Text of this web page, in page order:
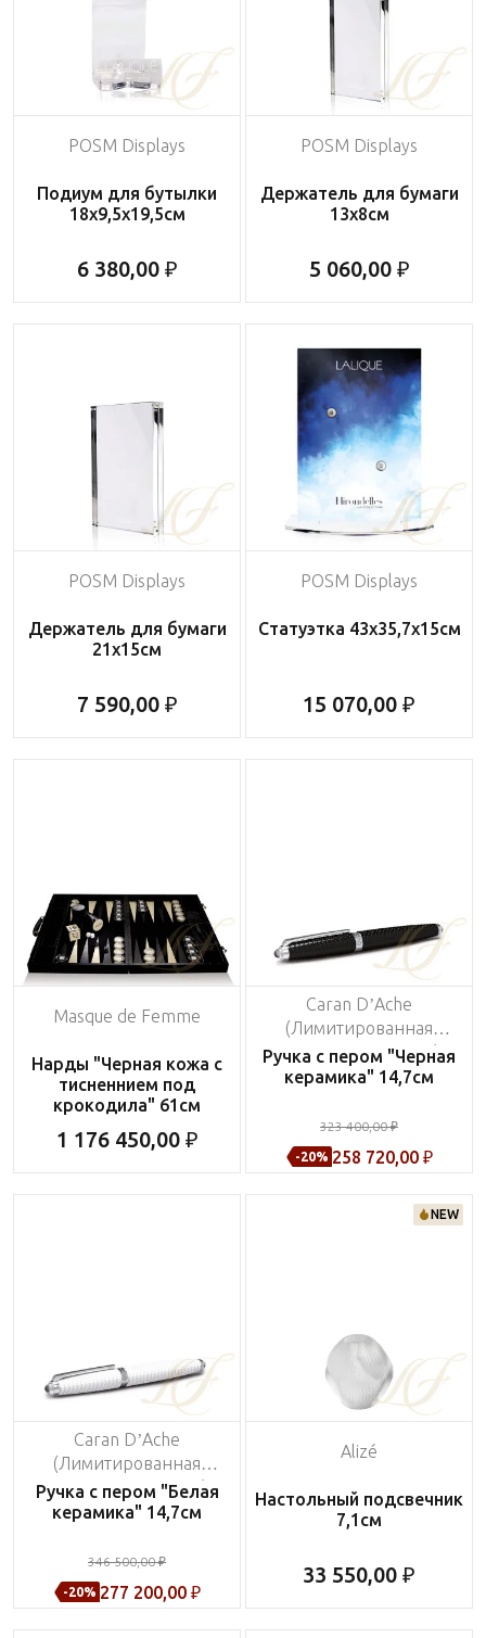
POSM Displays
Подиум для бутылки
18х9,5х19,5см
6 380,00 ₽
POSM Displays
Держатель для бумаги
13х8см
5 060,00 ₽
POSM Displays
Держатель для бумаги
21х15см
7 590,00 ₽
POSM Displays
Статуэтка 43х35,7х15см
15 070,00 ₽
Masque de Femme
Нарды "Черная кожа с
тисненнием под
крокодила" 61см
1 176 450,00 ₽
Caran D’Ache
(Лимитированная
серия на 999 пред.)
Ручка с пером "Черная
керамика" 14,7см
323 400,00 ₽
-20% 258 720,00 ₽
Caran D’Ache
(Лимитированная
серия на 999 пред.)
Ручка с пером "Белая
керамика" 14,7см
346 500,00 ₽
-20% 277 200,00 ₽
NEW
Alizé
Настольный подсвечник
7,1см
33 550,00 ₽